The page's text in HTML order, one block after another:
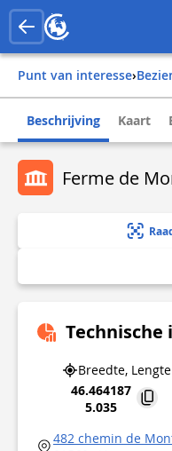
Punt van interesse›
Beschrijving Kaart
Ferme de
Breedte, Lengte
46.464187
5.035
482 chemin de